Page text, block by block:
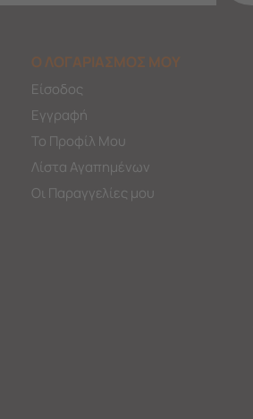
Ο ΛΟΓΑΡΙΑΣΜΟΣ ΜΟΥ
Είσοδος
Εγγραφή
Το Προφίλ Μου
Λίστα Αγαπημένων
Οι Παραγγελίες μου